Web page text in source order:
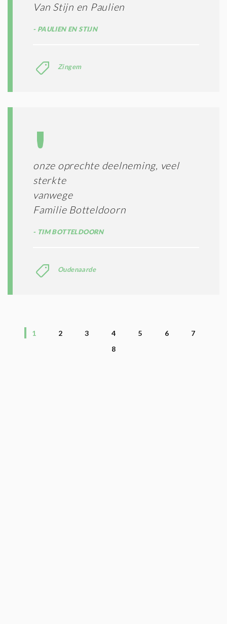
Van Stijn en Paulien
PAULIEN EN STIJN
Zingem
onze oprechte deelneming, veel
sterkte
vanwege
Familie Botteldoorn
TIM BOTTELDOORN
Oudenaarde
1 2 3 4 5 6
7
8